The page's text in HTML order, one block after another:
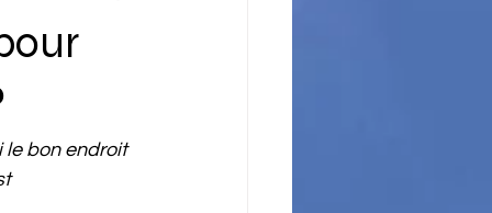
le bon endroit